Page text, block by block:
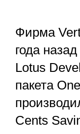
Фирма
года
Lotus
пакета
Cents